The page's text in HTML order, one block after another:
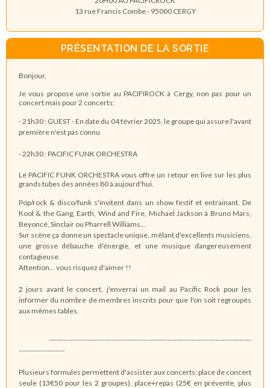
13 rue Francis Combe - 95000 CERGY
PRÉSENTATION DE LA SORTIE
Bonjour,
Je vous propose une sortie au PACIFIROCK à Cergy, non pas pour un
concert mais pour 2 concerts:
- 21h30 : GUEST - En date du 04 février 2025, le groupe qui assure l'avant
première n'est pas connu
- 22h30 : PACIFIC FUNK ORCHESTRA
Le PACIFIC FUNK ORCHESTRA vous offre un retour en live sur les plus
grands tubes des années 80 à aujourd'hui.
Pop/rock & disco/funk s'invitent dans un show festif et entrainant. De
Kool & the Gang, Earth, Wind and Fire, Michael Jackson à Bruno Mars,
Beyoncé, Sinclair ou Pharrell Williams...
Sur scène ça donne un spectacle unique, mêlant d'excellents musiciens,
une grosse débauche d'énergie, et une musique dangereusement
contagieuse.
Attention... vous risquez d'aimer !!
2 jours avant le concert, j'enverrai un mail au Pacific Rock pour les
informer du nombre de membres inscrits pour que l'on soit regroupés
aux mêmes tables.
------------------------------------------------------------------------------------
-------------------
Plusieurs formules permettent d'assister aux concerts: place de concert
seule (13€50 pour les 2 groupes), place+repas (25€ en prévente, plus